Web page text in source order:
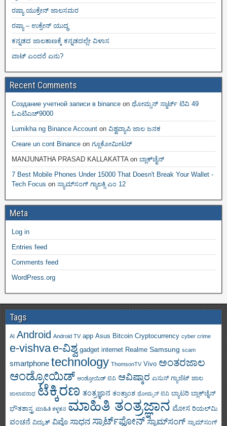
ರಷ್ಯಾ ಯುಕ್ರೇನ್ ಜಾಲಸಮರ
ರಷ್ಯಾ – ಉಕ್ರೇನ್ ಯುದ್ಧ
ಕನ್ನಡದ ಜಾಲತಾಣಕ್ಕೆ ಕನ್ನಡದಲ್ಲೇ ವಿಳಾಸ
ವಾಟ್ ಎಂದರೆ ಏನು?
Recent Comments
Создание учетной записи в binance on ಥೋಮ್ಸನ್ ಸ್ಮಾರ್ಟ್‌ ಟಿವಿ 49
ಓಎಟಿಎಚ್9000
Lumikha ng Binance Account on ವಿಶ್ವವ್ಯಾಪಿ ಜಾಲ ಜನಕ
Creare un cont Binance on ಗ್ಲೂಕೋಮೀಟರ್
MANJUNATHA PRASAD KALLAKATTAon ಬ್ಲಾಕ್‌ಚೈನ್‌
7 Best Mobile Phones Under 15000 That Doesn't Break Your Wallet -
Tech Focus on ಸ್ಯಾಮ್‌ಸಂಗ್ ಗ್ಯಾಲಕ್ಸಿ ಎಂ 12
Meta
Log in
Entries feed
Comments feed
WordPress.org
Tags
AI Android Android TV app Asus Bitcoin Cryptocurrency cyber crime
e-vishva e-ವಿಶ್ವ gadget internet Realme Samsung scam
smartphone technology ThomsonTV Vivo ಅಂತರಜಾಲ
ಆಂಡ್ರೋಯಿಡ್ ಆಂಡ್ರೋಯಿಡ್ ಟಿವಿ ಆವಿಷ್ಕಾರ ಏಸುಸ್ ಗ್ಯಾಜೆಟ್ ಜಾಲ
ಜಾಲಾಪರಾಧ ಟೆಕ್ಕಿರಣ ತಂತ್ರಜ್ಞಾನ ತಂತ್ರಾಂಶ ಥೋಮ್ಸನ್ ಟಿವಿ ಬ್ಯಾಟರಿ ಬ್ಲಾಕ್‌ಚೈನ್
ಭೌತಶಾಸ್ತ್ರ ಮಾಹಿತಿ ಕಳ್ಳತನ ಮಾಹಿತಿ ತಂತ್ರಜ್ಞಾನ ಮೋಸ ರಿಯಲ್‌ಮಿ
ವಂಚನೆ ವಿದ್ಯುತ್ ವಿವೊ ಸಾಧನ ಸ್ಮಾರ್ಟ್‌ಫೋನ್ ಸ್ಯಾಮ್‌ಸಂಗ್ ಸ್ಯಾಮ್‌ಸಂಗ್